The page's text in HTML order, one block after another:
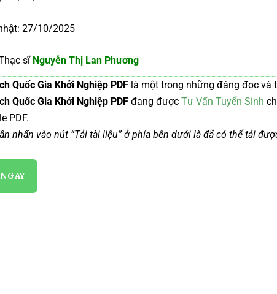
27/10/2025
sĩNguyễn Thị Lan Phương
Quốc Gia Khởi Nghiệp PDF là một trong những đáng đọc và
Quốc Gia Khởi Nghiệp PDF đang được Tư Vấn Tuyển Sinh
PDF.
nhấn vào nút “Tải tài liệu” ở phía bên dưới là đã có thể tải